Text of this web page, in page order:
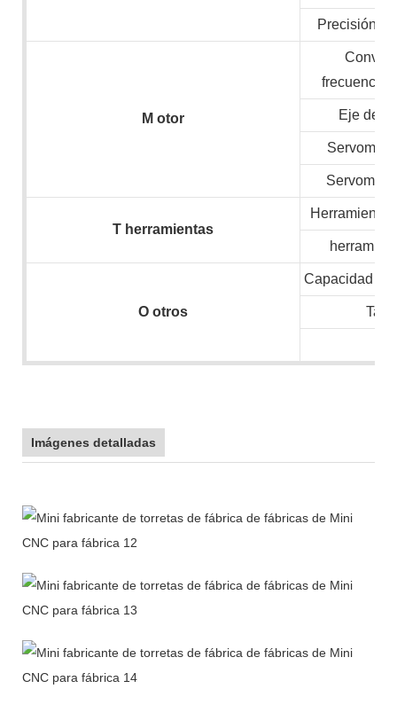
Precisión
M otor
frecuencia/
Eje de
T herramientas
O otros
Capacidad
Imágenes detalladas